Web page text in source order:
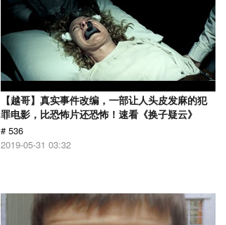
【越哥】真实事件改编，一部让人头皮发麻的犯
罪电影，比恐怖片还恐怖！速看《换子疑云》
# 536
2019-05-31 03:32